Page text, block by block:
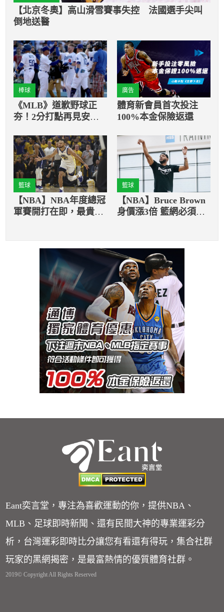
【北京冬奧】高山滑雪賽事失控 法國選手尖叫
倒地送醫
棒球
《MLB》道歉野球正
夯！2分打點再見安打
廣告
體育新會員首次投注
100%本金保險返還
籃球
【NBA】NBA年度總冠
軍賽開打在即，最貴門
籃球
【NBA】Bruce Brown
身價漲3倍 籃網必須嘗
Eant奕言堂，專注為喜歡運動的你，提供NBA、
MLB、足球即時新聞、還有民間大神的專業運彩分
析，台灣運彩即時比分讓您有看還有得玩，集合社群
玩家的黑網揭密，是最富熱情的優質體育社群。
2019© Copyright All Rights Reserved